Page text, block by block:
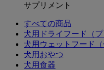
サプリメント
すべての商品
犬用ドライフード（プ
犬用ウェットフード
犬用おやつ
犬用食器